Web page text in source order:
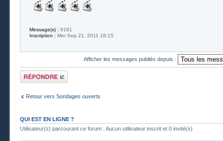
Message(s) : 9181
Inscription : Mer Sep 21, 2011 18:15
Afficher les messages publiés depuis :
Publier une
réponse
Retour vers Sondages ouverts
QUI EST EN LIGNE ?
Utilisateur(s) parcourant ce forum : Aucun utilisateur inscrit et 0 invité(s)